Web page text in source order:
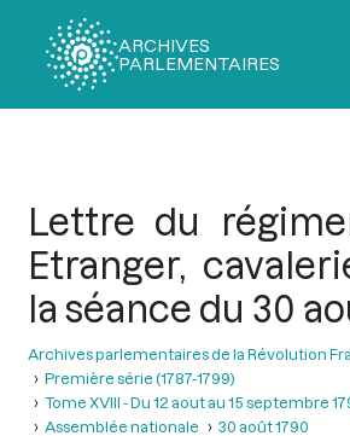
ARCHIVES
PARLEMENTAIRES
Lettre du
Etranger,
la séance du 30
Archives parlementaires de la Révolution
Première série (1787-1799)
Tome XVIII - Du 12 aout au 15 septembre
Assemblée nationale
30 août 1790